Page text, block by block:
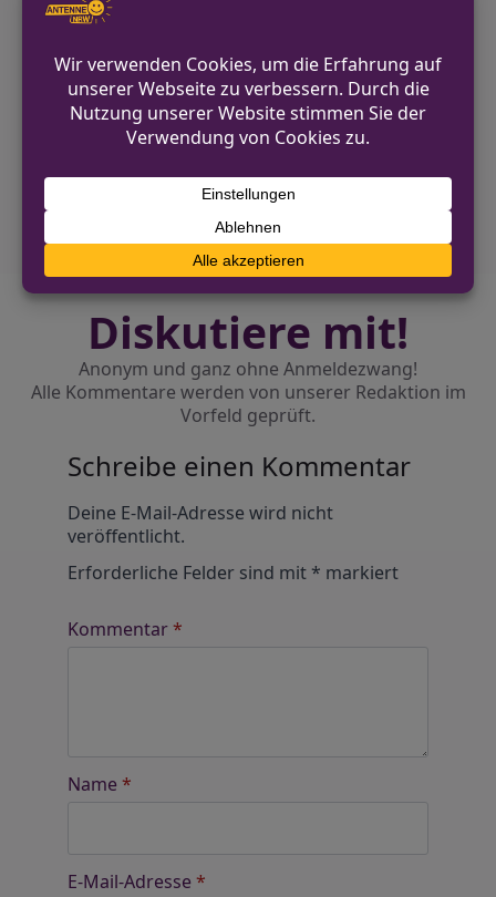
VORHERIGER BEITRAG
Betrug an Senioren: Polizei nimmt drei
Männer in Vlotho fest
Toyota beschädigt – Verursacher flüchtig
Diskutiere mit!
Anonym und ganz ohne Anmeldezwang!
Alle Kommentare werden von unserer Redaktion im
Vorfeld geprüft.
Schreibe einen Kommentar
Deine E-Mail-Adresse wird nicht
veröffentlicht.
Erforderliche Felder sind mit* markiert
Kommentar*
Name *
E-Mail-Adresse *